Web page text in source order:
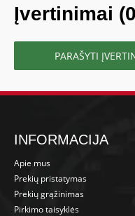
Įvertinimai
PARAŠYTI
INFORMACIJA
Apie mus
Prekių pristatymas
Prekių grąžinimas
Pirkimo taisyklės